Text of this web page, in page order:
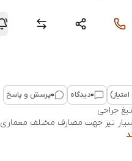
0دیدگاه 0پرسش و پاسخ
جراحی
تیز جهت مصارف مختلف معماری